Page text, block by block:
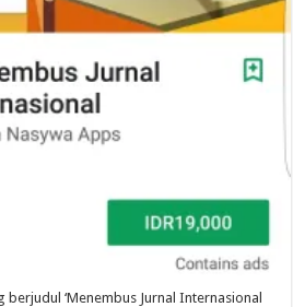
‘Menembus Jurnal Internasional